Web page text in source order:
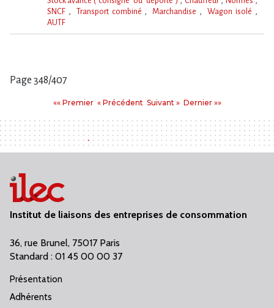
Mot(s)-
SNCF
Transport combiné Marchandise
Wagon isolé
AUTF
Page 348/407
«« PremierPremier
« PrécédentPrécédent
Suivant
Suivant » Dernier
Dernier »»
Institut de liaisons des entreprises de consommation
36, rue Brunel, 75017 Paris
Standard : 01 45 00 00 37
Présentation
Adhérents